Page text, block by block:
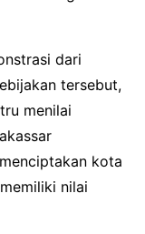
dari
tersebut,
menilai
kota
nilai